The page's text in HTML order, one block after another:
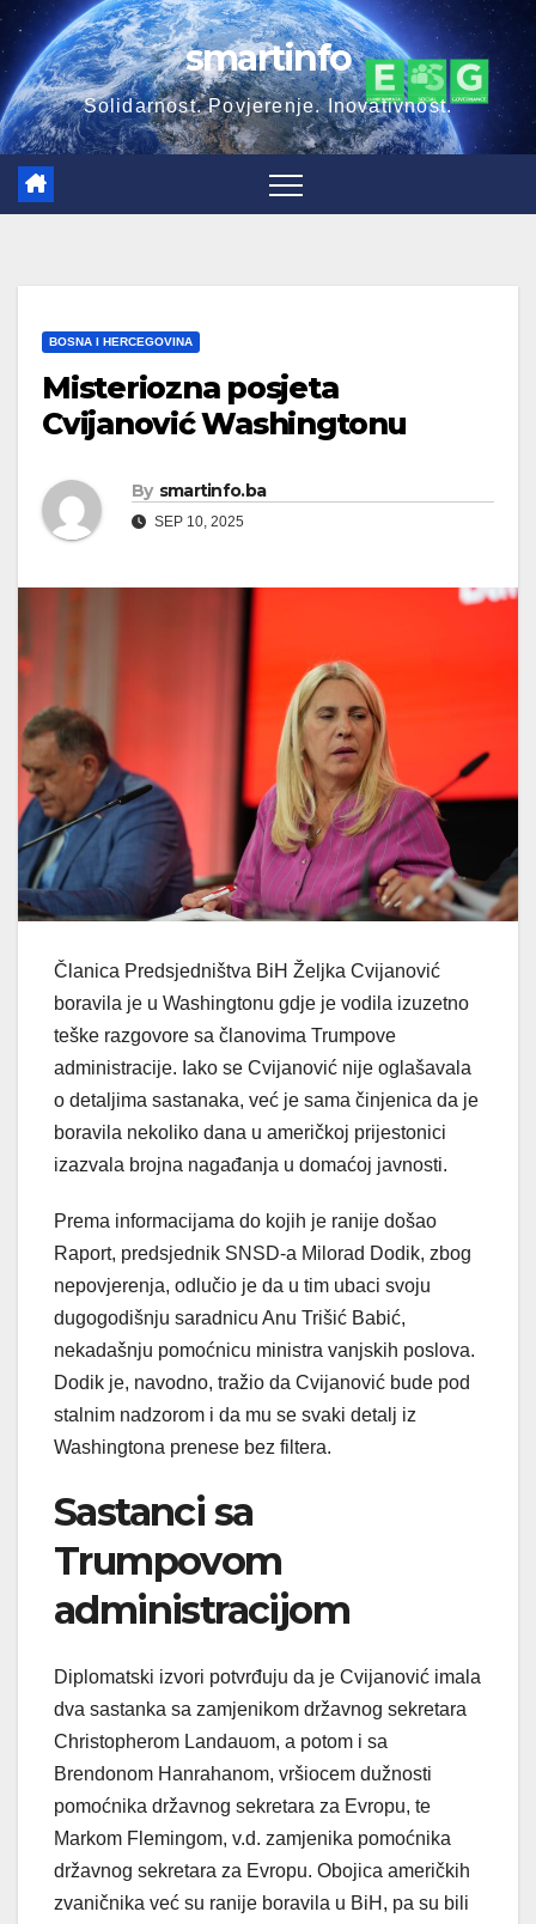
Skip
to
content
smartinfo
Solidarnost. Povjerenje. Inovativnost.
BOSNA I HERCEGOVINA
Misteriozna posjeta
Cvijanović Washingtonu
By smartinfo.ba
SEP 10, 2025
Članica Predsjedništva BiH Željka Cvijanović
boravila je u Washingtonu gdje je vodila izuzetno
teške razgovore sa članovima Trumpove
administracije. Iako se Cvijanović nije oglašavala
o detaljima sastanaka, već je sama činjenica da je
boravila nekoliko dana u američkoj prijestonici
izazvala brojna nagađanja u domaćoj javnosti.
Prema informacijama do kojih je ranije došao
Raport, predsjednik SNSD-a Milorad Dodik, zbog
nepovjerenja, odlučio je da u tim ubaci svoju
dugogodišnju saradnicu Anu Trišić Babić,
nekadašnju pomoćnicu ministra vanjskih poslova.
Dodik je, navodno, tražio da Cvijanović bude pod
stalnim nadzorom i da mu se svaki detalj iz
Washingtona prenese bez filtera.
Sastanci sa
Trumpovom
administracijom
Diplomatski izvori potvrđuju da je Cvijanović imala
dva sastanka sa zamjenikom državnog sekretara
Christopherom Landauom, a potom i sa
Brendonom Hanrahanom, vršiocem dužnosti
pomoćnika državnog sekretara za Evropu, te
Markom Flemingom, v.d. zamjenika pomoćnika
državnog sekretara za Evropu. Obojica američkih
zvaničnika već su ranije boravila u BiH, pa su bili